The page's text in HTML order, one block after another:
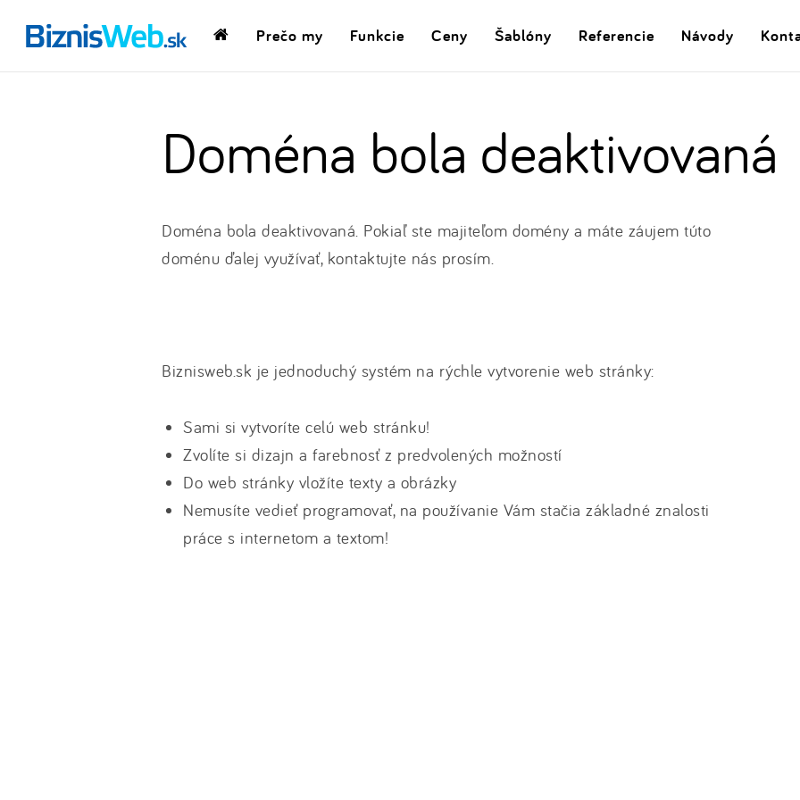
DomovskáPrečo my Funkcie Ceny Šablóny Referencie Návody
Doména bola deaktivovaná
Doména bola deaktivovaná. Pokiaľ ste majiteľom domény a máte záujem túto
doménu ďalej využívať, kontaktujte nás prosím.
Biznisweb.sk je jednoduchý systém na rýchle vytvorenie web stránky:
Sami si vytvoríte celú web stránku!
Zvolíte si dizajn a farebnosť z predvolených možností
Do web stránky vložíte texty a obrázky
Nemusíte vedieť programovať, na používanie Vám stačia základné znalosti
práce s internetom a textom!